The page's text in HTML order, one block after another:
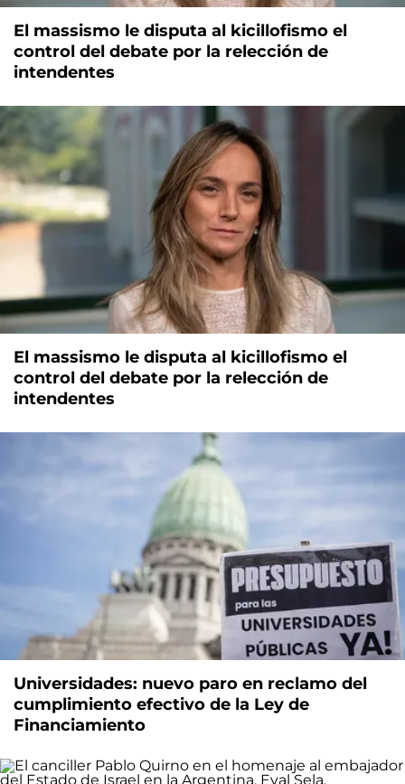
El massismo le disputa al kicillofismo el
control del debate por la relección de
intendentes
El massismo le disputa al kicillofismo el
control del debate por la relección de
intendentes
Universidades: nuevo paro en reclamo del
cumplimiento efectivo de la Ley de
Financiamiento